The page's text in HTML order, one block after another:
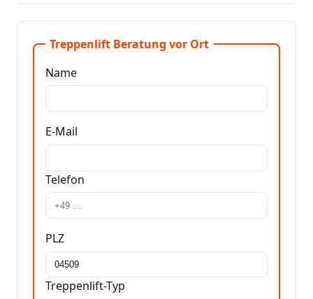
Treppenlift Beratung vor Ort
Name
E-Mail
Telefon
PLZ
Treppenlift-Typ